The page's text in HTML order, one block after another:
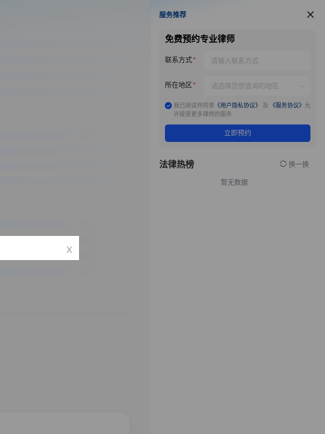
服务推荐
服务推荐
免费预约专业律师
联系方式
所在地区
我已阅读并同意 《用户隐私协议》 及 《服务协议》 允
许接受更多律师的服务
立即预约
法律热榜 换一换
暂无数据
x